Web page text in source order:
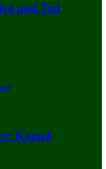
und Tod
Kampf